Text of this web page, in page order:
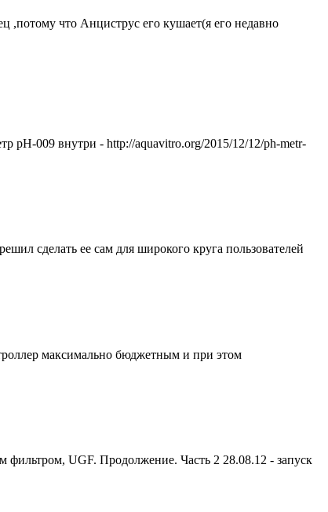
что Анциструс его кушает(я его недавно
pH-009 внутри - http://aquavitro.org/2015/12/12/ph-metr-
сделать ее сам для широкого круга пользователей
максимально бюджетным и при этом
UGF. Продолжение. Часть 2 28.08.12 - запуск